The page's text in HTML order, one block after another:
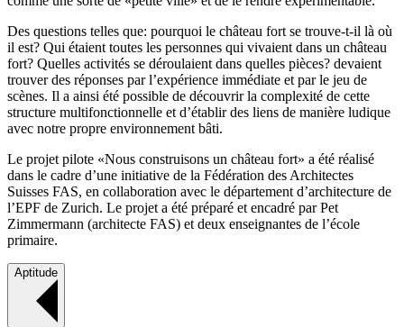
Des questions telles que: pourquoi le château fort se trouve-t-il là où
il est? Qui étaient toutes les personnes qui vivaient dans un château
fort? Quelles activités se déroulaient dans quelles pièces? devaient
trouver des réponses par l’expérience immédiate et par le jeu de
scènes. Il a ainsi été possible de découvrir la complexité de cette
structure multifonctionnelle et d’établir des liens de manière ludique
avec notre propre environnement bâti.
Le projet pilote «Nous construisons un château fort» a été réalisé
dans le cadre d’une initiative de la Fédération des Architectes
Suisses FAS, en collaboration avec le département d’architecture de
l’EPF de Zurich. Le projet a été préparé et encadré par Pet
Zimmermann (architecte FAS) et deux enseignantes de l’école
primaire.
Aptitude